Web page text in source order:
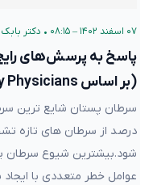
۰۷ اسفند ۱۴۰۲ – ۰۸:۱۵ • دکتر
پاسخ به پرسش‌های
(بر اساس American Academy of Family Physicians)
درصد از سرطان های تازه
عوامل خطر متعددی با